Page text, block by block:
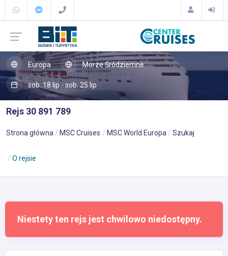
Europa Morze Śródziemne
sob. 18 lip - sob. 25 lip
Rejs 30 891 789
Strona główna MSC Cruises MSC World Europa Szukaj
O rejsie
Niestety ten rejs jest chwilowo niedostępny.